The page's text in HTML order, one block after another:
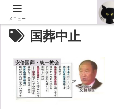
国葬中止
安倍国葬・統一教会
メニュー